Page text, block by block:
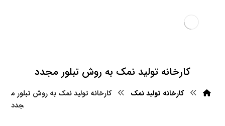
کارخانه تولید نمک به روش تبلور مجدد
کارخانه تولید نمک
کارخانه تولید نمک به روش تبلور م
جدد